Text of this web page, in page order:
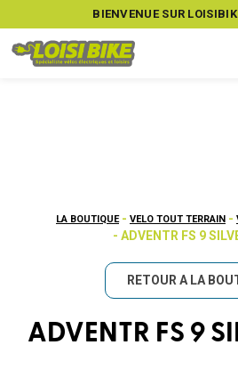
BIENVENUE SUR
LA BOUTIQUE - VELO TOUT TERRAIN -
- ADVENTR FS 9
RETOUR A LA
ADVENTR FS 9